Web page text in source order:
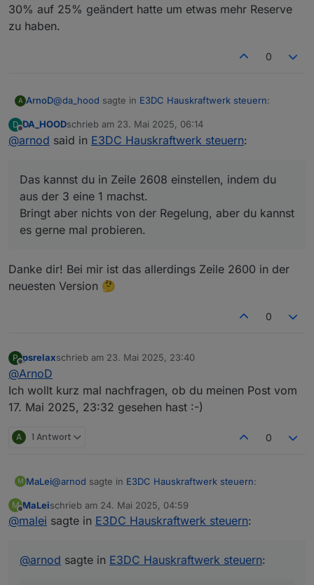
30% auf 25% geändert hatte um etwas mehr Reserve
zu haben.
0
A ArnoD@da_hood sagte in E3DC Hauskraftwerk steuern:
Könntest du denn vielleicht eine "User
einstellen kann?
der 3 eine 1 machst.
Bringt aber nichts von der Regelung, aber du kannst es
gerne mal probieren.
D
Offline
DA_HOODschrieb am 23. Mai 2025, 06:14
zuletzt editiert von
@arnod said in E3DC Hauskraftwerk steuern:
Das kannst du in Zeile 2608 einstellen, indem du
aus der 3 eine 1 machst.
Bringt aber nichts von der Regelung, aber du kannst
es gerne mal probieren.
Danke dir! Bei mir ist das allerdings Zeile 2600 in der
neuesten Version 🤔
0
P
Offline
psrelaxschrieb am 23. Mai 2025, 23:40
zuletzt editiert von
@ArnoD
Ich wollt kurz mal nachfragen, ob du meinen Post vom
17. Mai 2025, 23:32 gesehen hast :-)
A 1 Antwort 0
M MaLei@arnod sagte in E3DC Hauskraftwerk steuern:
@malei
JSON Chart klickst sollte dort die Objekt ID
aktualisiert. Habe jetzt das Skript neu gestartet. Ich
beobachte ...
M
Offline
MaLeischrieb am 24. Mai 2025, 04:59
zuletzt editiert von
@malei sagte in E3DC Hauskraftwerk steuern:
@arnod sagte in E3DC Hauskraftwerk steuern: